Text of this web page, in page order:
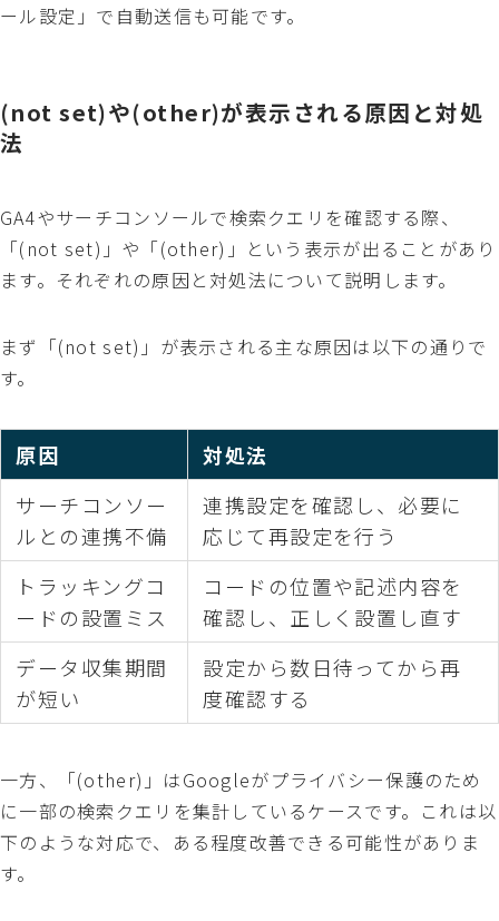
ール設定」で自動送信も可能です。
(not set)や(other)が表示される原因と対処
法
GA4やサーチコンソールで検索クエリを確認する際、
「(not set)」や「(other)」という表示が出ることがあり
ます。それぞれの原因と対処法について説明します。
まず「(not set)」が表示される主な原因は以下の通りで
す。
原因
対処法
サーチコンソー
ルとの連携不備
連携設定を確認し、必要に
応じて再設定を行う
トラッキングコ
ードの設置ミス
コードの位置や記述内容を
確認し、正しく設置し直す
データ収集期間
が短い
設定から数日待ってから再
度確認する
一方、「(other)」はGoogleがプライバシー保護のため
に一部の検索クエリを集計しているケースです。これは以
下のような対応で、ある程度改善できる可能性がありま
す。